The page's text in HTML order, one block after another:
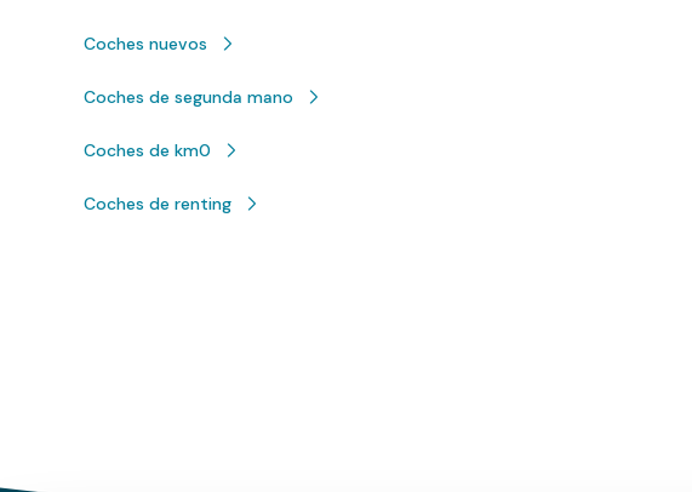
Coches nuevos
Coches de segunda mano
Coches de km0
Coches de renting